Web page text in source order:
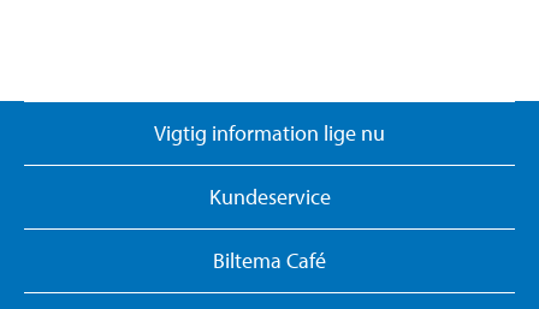
Vigtig information lige nu
Kundeservice
Biltema Café